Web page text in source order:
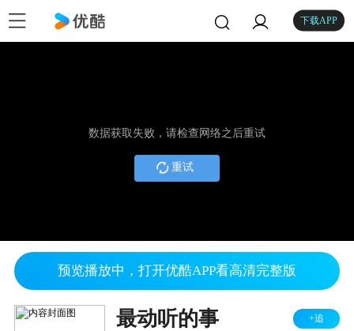
下载APP
数据获取失败，请检查网络之后重试
重试
预览播放中，打开优酷APP看高清完整版
最动听的事 +追